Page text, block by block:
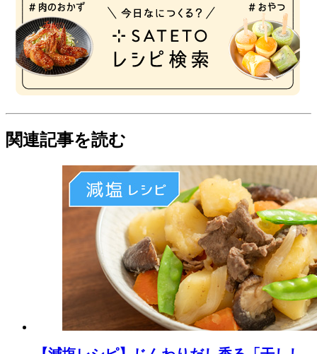
関連記事を読む